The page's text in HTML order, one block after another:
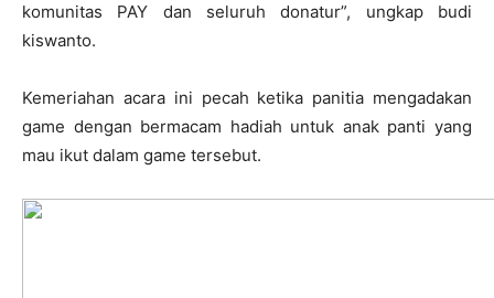
komunitas PAY dan seluruh donatur”, ungkap budi
kiswanto.
Kemeriahan acara ini pecah ketika panitia mengadakan
game dengan bermacam hadiah untuk anak panti yang
mau ikut dalam game tersebut.